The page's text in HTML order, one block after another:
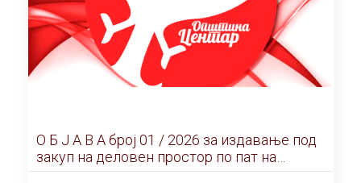
О Б Ј А В А брoj 01 / 2026 за издавање под
закуп на деловен простор по пат на
ЕЛЕКТРОНСКО ЈАВНО НАДДАВАЊЕ